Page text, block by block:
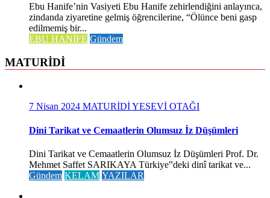
Ebu Hanife’nin Vasiyeti Ebu Hanife zehirlendiğini anlayınca,
zindanda ziyaretine gelmiş öğrencilerine, “Ölünce beni gasp
edilmemiş bir...
EBU HANİFE Gündem
MATURİDİ
7 Nisan 2024 MATURİDİ YESEVİ OTAĞI
Dini Tarikat ve Cemaatlerin Olumsuz İz Düşümleri
Dini Tarikat ve Cemaatlerin Olumsuz İz Düşümleri Prof. Dr.
Mehmet Saffet SARIKAYA Türkiye‟deki dinî tarikat ve...
Gündem KELAM YAZILAR